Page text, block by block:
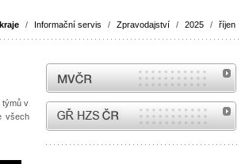
/ Informační servis / Zpravodajství / 2025 / říjen
týmů v
všech
MVČR
internetové stránky Hasiči ČR